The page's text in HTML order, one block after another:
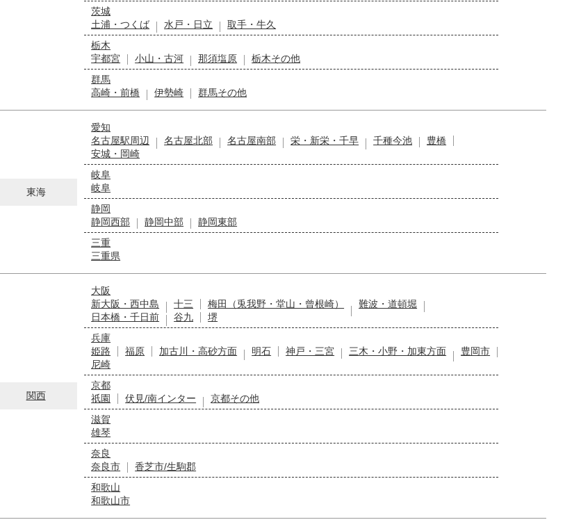
茨城
土浦・つくば
水戸・日立
取手・牛久
栃木
宇都宮
小山・古河 那須塩原
栃木その他
群馬
高崎・前橋
伊勢崎 群馬その他
東海
愛知
名古屋駅周辺
名古屋北部 名古屋南部 栄・新栄・千早 千種今池
豊橋
安城・岡崎
岐阜
岐阜
静岡
静岡西部
静岡中部
静岡東部
三重
三重県
関西
大阪
新大阪・西中島
十三 梅田（兎我野・堂山・曾根崎）
難波・道頓堀
日本橋・千日前
谷九
堺
兵庫
姫路
福原 加古川・高砂方面 明石 神戸・三宮 三木・小野・加東方面
豊岡市
尼崎
京都
祇園
伏見/南インター
京都その他
滋賀
雄琴
奈良
奈良市
香芝市/生駒郡
和歌山
和歌山市